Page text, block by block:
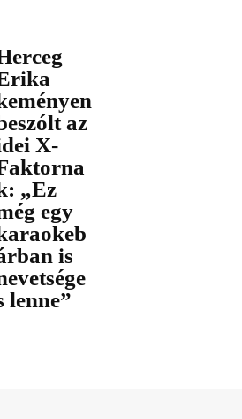
az
X-
„Ez
egy
is
lenne”